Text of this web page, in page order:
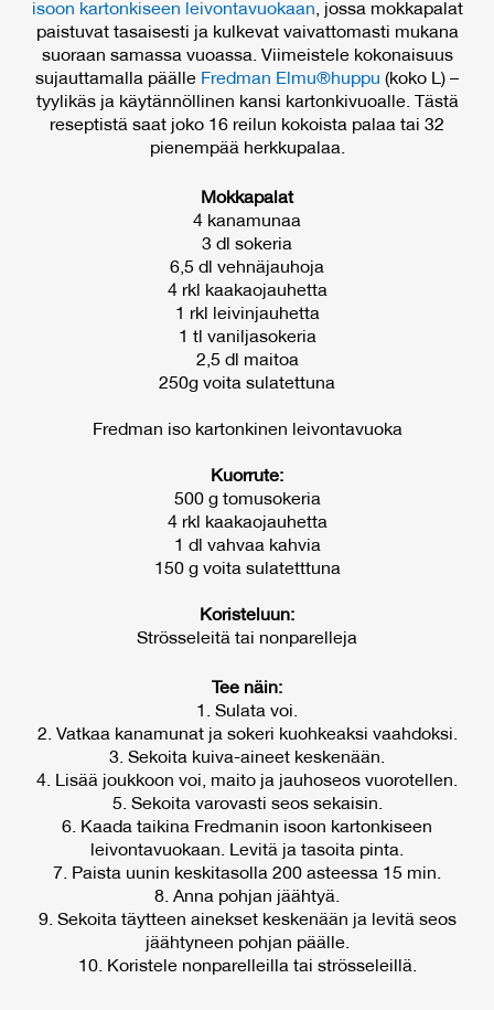
isoon kartonkiseen leivontavuokaan, jossa mokkapalat
paistuvat tasaisesti ja kulkevat vaivattomasti mukana
suoraan samassa vuoassa. Viimeistele kokonaisuus
sujauttamalla päälle Fredman Elmu®huppu (koko L) –
tyylikäs ja käytännöllinen kansi kartonkivuoalle. Tästä
reseptistä saat joko 16 reilun kokoista palaa tai 32
pienempää herkkupalaa.
Mokkapalat
4 kanamunaa
3 dl sokeria
6,5 dl vehnäjauhoja
4 rkl kaakaojauhetta
1 rkl leivinjauhetta
1 tl vaniljasokeria
2,5 dl maitoa
250g voita sulatettuna
Fredman iso kartonkinen leivontavuoka
Kuorrute:
500 g tomusokeria
4 rkl kaakaojauhetta
1 dl vahvaa kahvia
150 g voita sulatetttuna
Koristeluun:
Strösseleitä tai nonparelleja
Tee näin:
1. Sulata voi.
2. Vatkaa kanamunat ja sokeri kuohkeaksi vaahdoksi.
3. Sekoita kuiva-aineet keskenään.
4. Lisää joukkoon voi, maito ja jauhoseos vuorotellen.
5. Sekoita varovasti seos sekaisin.
6. Kaada taikina Fredmanin isoon kartonkiseen
leivontavuokaan. Levitä ja tasoita pinta.
7. Paista uunin keskitasolla 200 asteessa 15 min.
8. Anna pohjan jäähtyä.
9. Sekoita täytteen ainekset keskenään ja levitä seos
jäähtyneen pohjan päälle.
10. Koristele nonparelleilla tai strösseleillä.